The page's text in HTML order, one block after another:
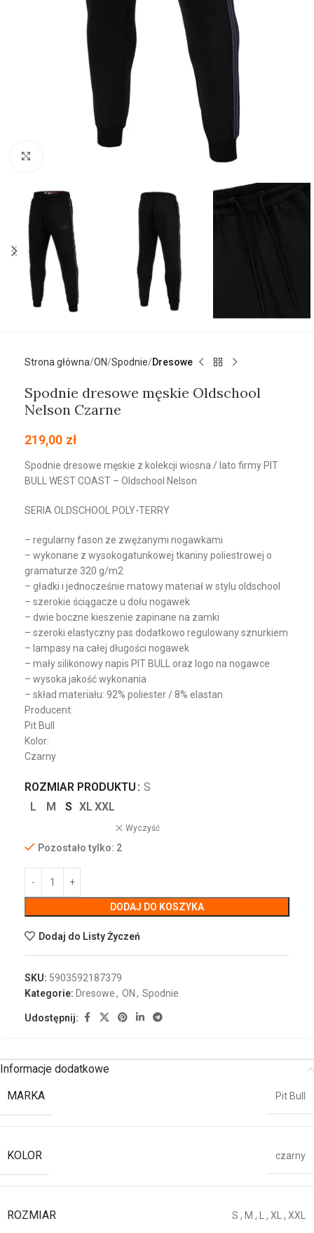
Strona główna ON Spodnie Dresowe
Spodnie dresowe męskie Oldschool
Nelson Czarne
219,00 zł
Spodnie dresowe męskie z kolekcji wiosna / lato firmy PIT
BULL WEST COAST – Oldschool Nelson
SERIA OLDSCHOOL POLY-TERRY
– regularny fason ze zwężanymi nogawkami
– wykonane z wysokogatunkowej tkaniny poliestrowej o
gramaturze 320 g/m2
– gładki i jednocześnie matowy materiał w stylu oldschool
– szerokie ściągacze u dołu nogawek
– dwie boczne kieszenie zapinane na zamki
– szeroki elastyczny pas dodatkowo regulowany sznurkiem
– lampasy na całej długości nogawek
– mały silikonowy napis PIT BULL oraz logo na nogawce
– wysoka jakość wykonania
– skład materiału: 92% poliester / 8% elastan
Producent:
Pit Bull
Kolor:
Czarny
ROZMIAR PRODUKTU
S
L
M S XL XXL
Wyczyść
Pozostało tylko: 2
DODAJ DO KOSZYKA
Dodaj do Listy Życzeń
SKU: 5903592187379
Kategorie: Dresowe, ON , Spodnie
Udostępnij:
Informacje dodatkowe
MARKA
Pit Bull
KOLOR czarny
ROZMIAR S , M , L, XL, XXL